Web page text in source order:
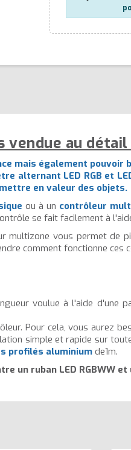
vendue au détail
mais également pouvoir
alternant LED RGB et
en valeur des objets.
ou à un contrôleur
se fait facilement à
multizone vous permet de
comment fonctionne
voulue à l'aide d'une
Pour cela, vous aurez
simple et rapide sur
profilés aluminiumde1m.
un ruban LED RGBWW et